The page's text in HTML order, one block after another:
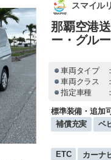
スマイル
那覇空港
ー・グル
車両タイプ
車両クラス
指定車種
標準装備・追加
補償充実
ベ
ETC
カーナ